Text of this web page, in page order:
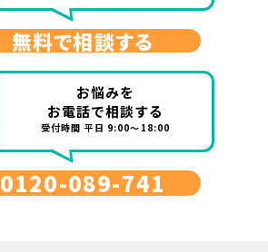
無料で相談する
お悩みを
お電話で相談する
受付時間 平日 9:00～18:00
0120-089-741